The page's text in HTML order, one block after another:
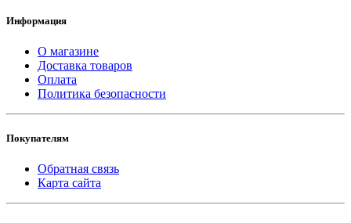
Информация
О магазине
Доставка товаров
Оплата
Политика безопасности
Покупателям
Обратная связь
Карта сайта